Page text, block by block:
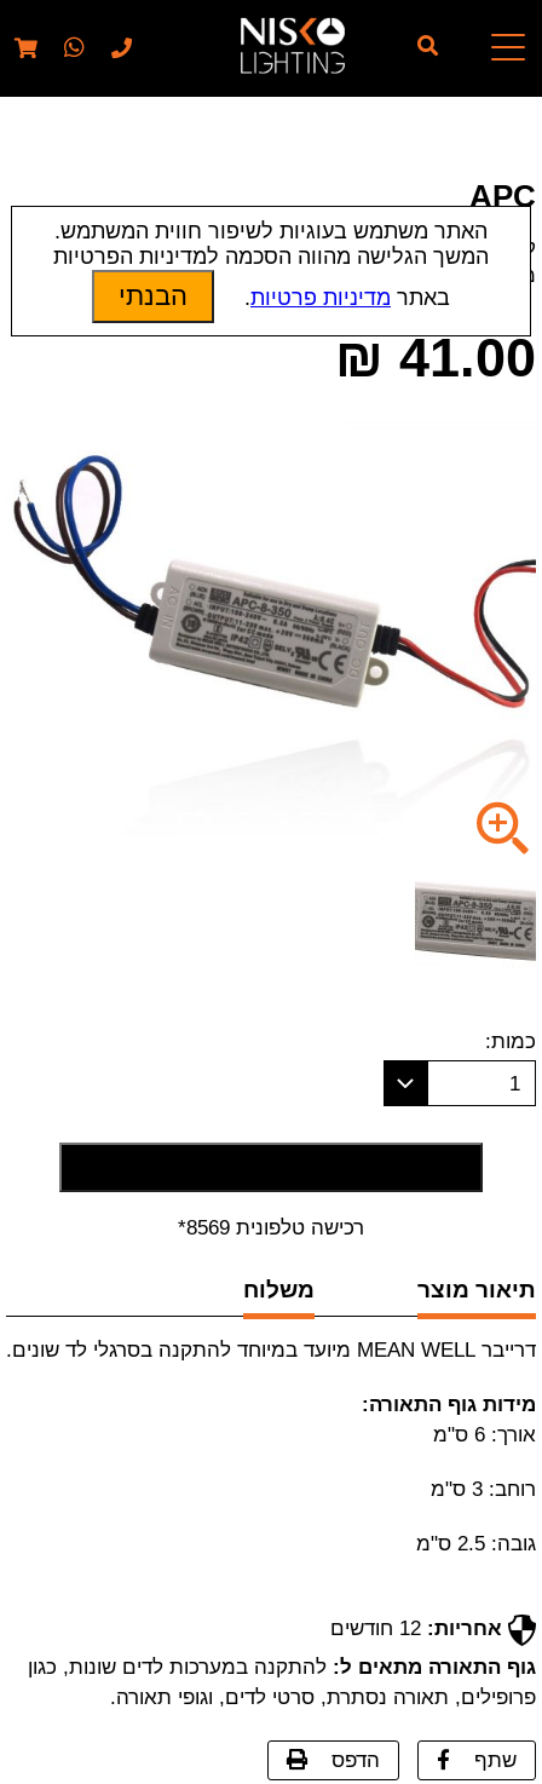
// elementor template for pages - should also ignore woo
pages!!
APC
קטגוריות:אביזרים|שנאים, ספקים ודרייברים
מק״ט:
11964
41.00
₪
כמות:
1
רכישה טלפונית 8569*
תיאור מוצר משלוח
דרייבר MEAN WELL מיועד במיוחד להתקנה בסרגלי לד שונים.
מידות גוף התאורה:
אורך: 6 ס"מ
רוחב: 3 ס"מ
גובה: 2.5 ס"מ
אחריות:
גוף התאורה מתאים ל: להתקנה במערכות לדים שונות, כגון
פרופילים, תאורה נסתרת, סרטי לדים, וגופי תאורה.
שתף הדפס
האתר משתמש בעוגיות לשיפור חווית המשתמש.
המשך הגלישה מהווה הסכמה למדיניות הפרטיות
באתר מדיניות פרטיות. הבנתי